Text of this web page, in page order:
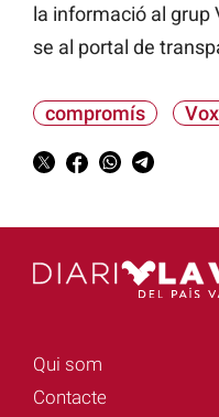
la informació al grup
se al portal de
compromís Vox
Qui som
Contacte